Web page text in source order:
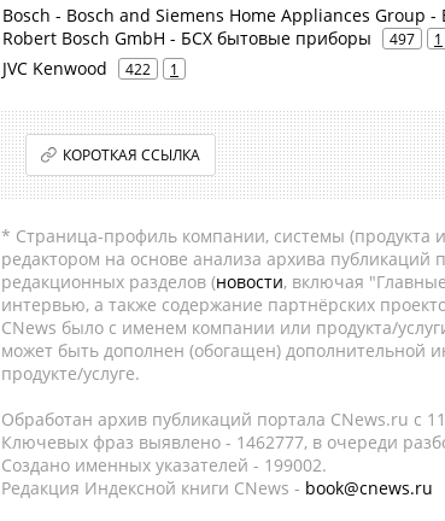
Bosch - Bosch and Siemens Home Appliances Group
Robert Bosch GmbH - БСХ бытовые приборы
497 1
JVC Kenwood 422 1
КОРОТКАЯ ССЫЛКА
* Страница-профиль компании, системы (продукта
редактором на основе анализа архива публикаций
редакционных разделов (новости, включая
интервью, а также содержание партнёрских
CNews было с именем компании или продукта/
может быть дополнен (обогащен) дополнительной
продукте/услуге.
Обработан архив публикаций портала CNews.ru c
Ключевых фраз выявлено - 1462777, в очереди
Создано именных указателей - 199002.
Редакция Индексной книги CNews - book@cnews.ru